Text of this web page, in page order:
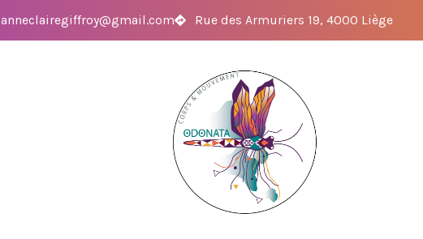
anneclairegiffroy@gmail.com Rue des Armuriers 19, 4000 Liège